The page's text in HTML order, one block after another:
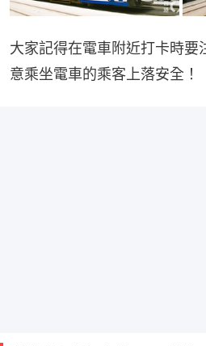
大家記得在電車附近打卡時要
意乘坐電車的乘客上落安全！